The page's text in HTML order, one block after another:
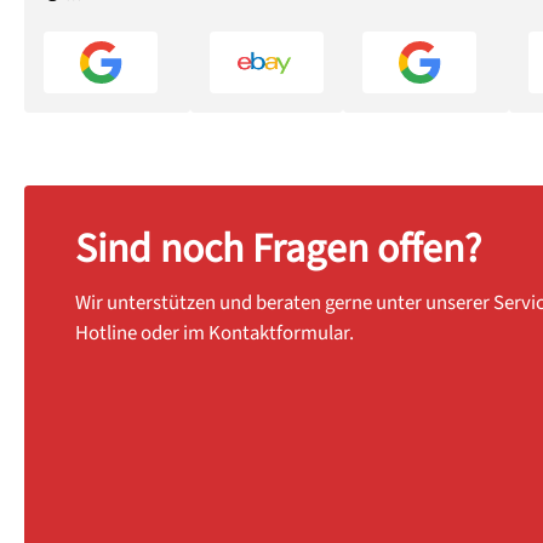
Sind noch Fragen offen?
Wir unterstützen und beraten gerne unter unserer
Hotline oder im Kontaktformular.